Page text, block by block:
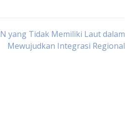
yang Tidak Memiliki Laut dalam
Mewujudkan Integrasi Regional